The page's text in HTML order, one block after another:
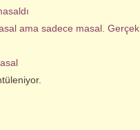
ama sadece masal. Gerçek